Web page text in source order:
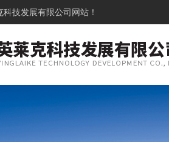
科技发展有限公司网站！